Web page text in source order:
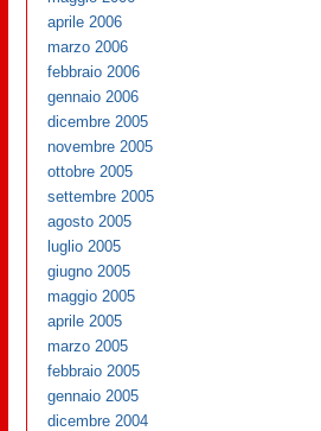
aprile 2006
marzo 2006
febbraio 2006
gennaio 2006
dicembre 2005
novembre 2005
ottobre 2005
settembre 2005
agosto 2005
luglio 2005
giugno 2005
maggio 2005
aprile 2005
marzo 2005
febbraio 2005
gennaio 2005
dicembre 2004